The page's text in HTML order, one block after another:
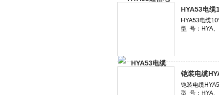
HYA53电缆
铠装电缆